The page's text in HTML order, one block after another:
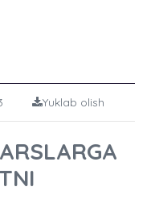
Yuklab olish